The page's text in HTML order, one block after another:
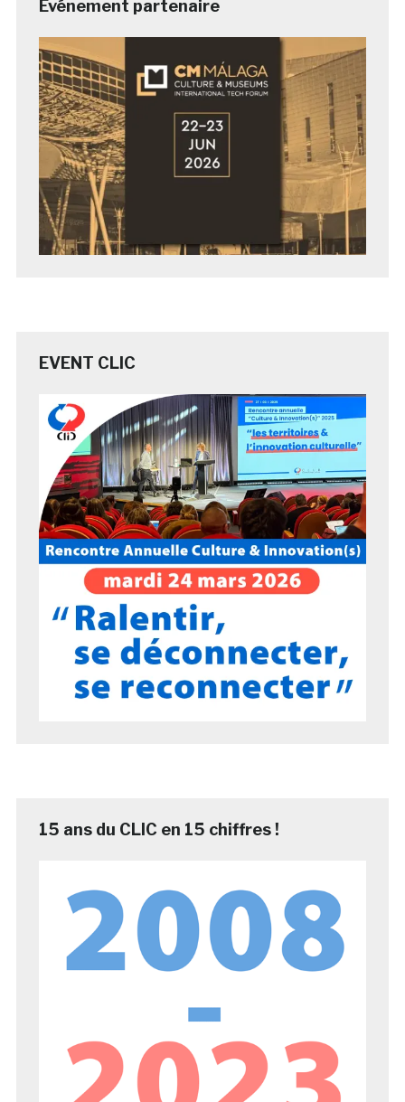
Evénement partenaire
EVENT CLIC
15 ans du CLIC en 15 chiffres !